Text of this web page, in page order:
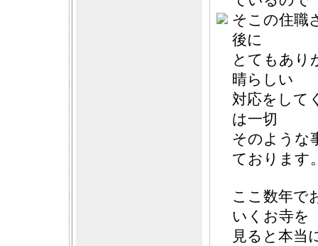
そこの住職
後に
とてもあり
晴らしい
対応をして
は一切
そのような
ております
ここ数年で
いくお寺を
見ると本当